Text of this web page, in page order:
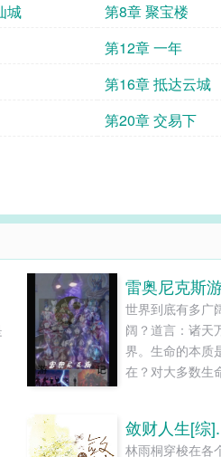
城
第8章 聚宝楼
第12章 一年
第16章 抵达云城
第20章 交易下
雷奥尼克斯
世界到底有多广
阔？道言：诸天
界。生命的本质
在？对大多数生
种因素限制大多
敛财人生[综].
林雨桐穿梭在各